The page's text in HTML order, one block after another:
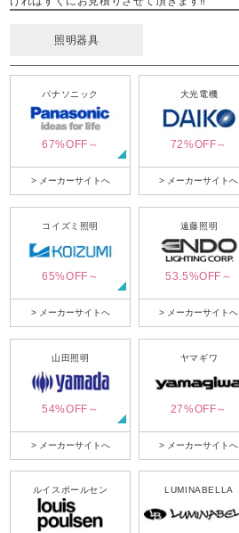
照明器具
パナソニック
67%OFF～
> メーカーサイトへ
大光電機
72%OFF～
> メーカーサイトへ
コイズミ照明
65%OFF～
> メーカーサイトへ
遠藤照明
53.5%OFF～
> メーカーサイトへ
山田照明
54%OFF～
> メーカーサイトへ
ヤマギワ
27%OFF～
> メーカーサイトへ
ルイスポールセン LUMINABELLA